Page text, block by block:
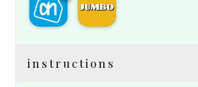
instructions